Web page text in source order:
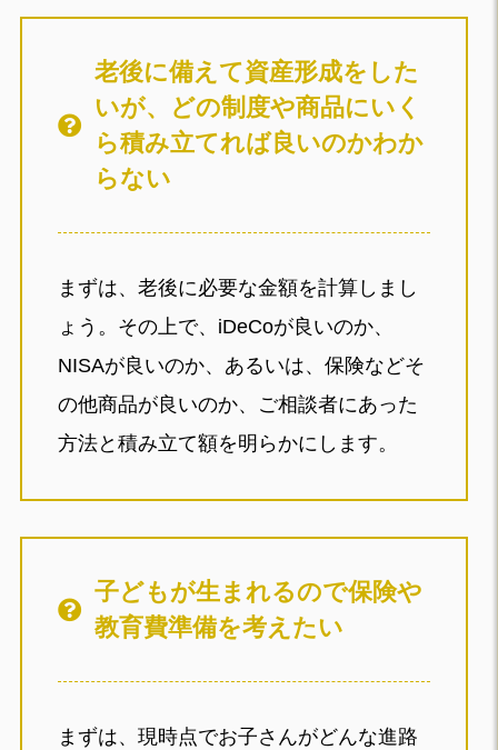
老後に備えて資産形成をした
いが、どの制度や商品にいく
ら積み立てれば良いのかわか
らない
まずは、老後に必要な金額を計算しまし
ょう。その上で、iDeCoが良いのか、
NISAが良いのか、あるいは、保険などそ
の他商品が良いのか、ご相談者にあった
方法と積み立て額を明らかにします。
子どもが生まれるので保険や
教育費準備を考えたい
まずは、現時点でお子さんがどんな進路